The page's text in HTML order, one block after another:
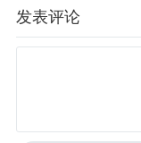
恐惧
李异
发表评论